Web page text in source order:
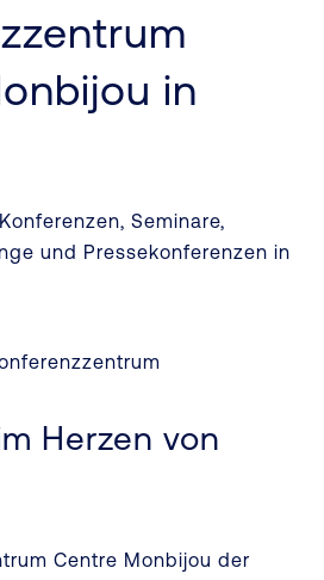
in
Seminare,
und Pressekonferenzen in
Herzen von
Centre Monbijou der